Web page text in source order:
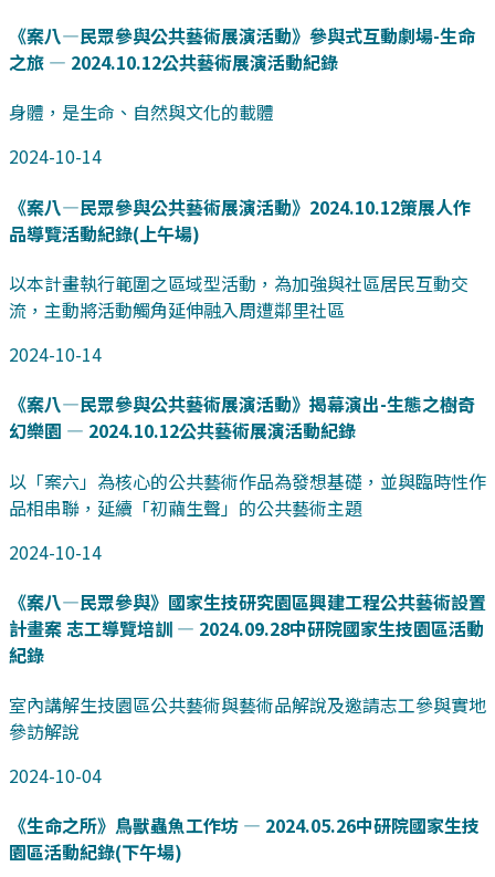
《案八—民眾參與公共藝術展演活動》參與式互動劇場-生命
之旅 — 2024.10.12公共藝術展演活動紀錄
身體，是生命、自然與文化的載體
2024-10-14
《案八—民眾參與公共藝術展演活動》2024.10.12策展人作
品導覽活動紀錄(上午場)
以本計畫執行範圍之區域型活動，為加強與社區居民互動交
流，主動將活動觸角延伸融入周遭鄰里社區
2024-10-14
《案八—民眾參與公共藝術展演活動》揭幕演出-生態之樹奇
幻樂園 — 2024.10.12公共藝術展演活動紀錄
以「案六」為核心的公共藝術作品為發想基礎，並與臨時性作
品相串聯，延續「初繭生聲」的公共藝術主題
2024-10-14
《案八—民眾參與》國家生技研究園區興建工程公共藝術設置
計畫案 志工導覽培訓 — 2024.09.28中研院國家生技園區活動
紀錄
室內講解生技園區公共藝術與藝術品解說及邀請志工參與實地
參訪解說
2024-10-04
《生命之所》鳥獸蟲魚工作坊 — 2024.05.26中研院國家生技
園區活動紀錄(下午場)